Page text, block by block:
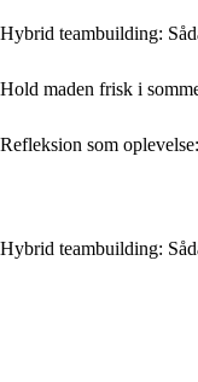
Hybrid teambuilding:
Hold maden frisk i
Refleksion som
Hybrid teambuilding: